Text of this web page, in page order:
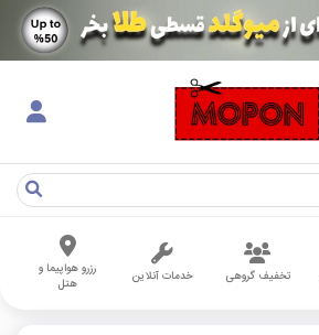
تخفیف گروهی خدمات آنلاین
رزرو هواپیما و
هتل